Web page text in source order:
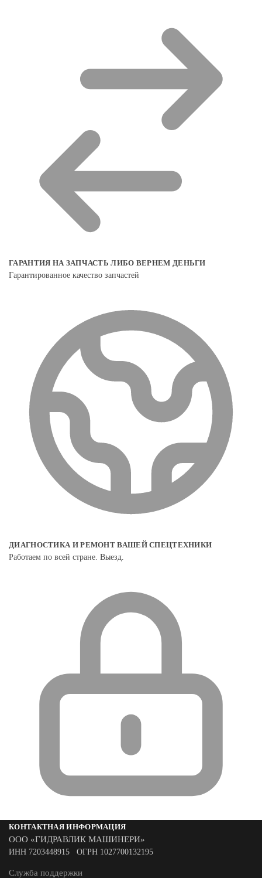
ГАРАНТИЯ НА ЗАПЧАСТЬ ЛИБО ВЕРНЕМ ДЕНЬГИ
Гарантированное качество запчастей
ДИАГНОСТИКА И РЕМОНТ ВАШЕЙ СПЕЦТЕХНИКИ
Работаем по всей стране. Выезд.
КОНТАКТНАЯ ИНФОРМАЦИЯ
ООО «ГИДРАВЛИК МАШИНЕРИ»
ИНН 7203448915 ОГРН 1027700132195
Служба поддержки